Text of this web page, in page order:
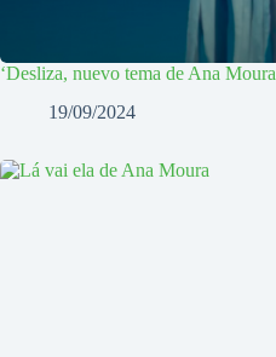
‘Desliza, nuevo tema de Ana Moura
19/09/2024